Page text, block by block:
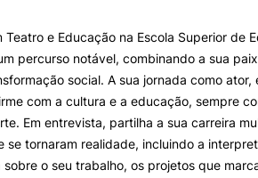
ALUNOS
Bolsas
Calendários
Horários
Recursos
Regulamentos e Despachos
Pós-
Formação
Escola de
Teatro e Educação na Escola Superior de
percurso notável, combinando a sua
social. A sua jornada como
com a cultura e a educação, sempre
Em entrevista, partilha a sua carreira
se tornaram realidade, incluindo a
o seu trabalho, os projetos que